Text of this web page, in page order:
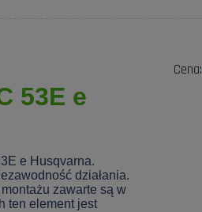
53E e
e Husqvarna.
działania.
zawarte są w
ten element jest
Cena: